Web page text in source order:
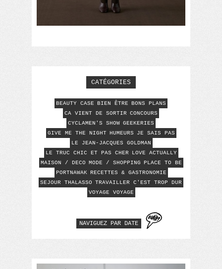
CATÉGORIES
BEAUTY CASE BIEN ÊTRE BONS PLANS
CA VIENT DE SORTIR CONCOURS
CYCLAMEN'S SHOW GEEKERIES
GIVE ME THE NIGHT HUMEURS
JE SAIS PAS
LE JEAN-JACQUES GOLDMAN
LE TRUC CHIC ET PAS CHER
LOVE ACTUALLY
MAISON / DECO MODE / SHOPPING PLACE TO BE
PORTNAWAK RECETTES & GASTRONOMIE
SEJOUR THALASSO TRAVAILLER C'EST TROP DUR
VOYAGE VOYAGE
NAVIGUEZ PAR DATE